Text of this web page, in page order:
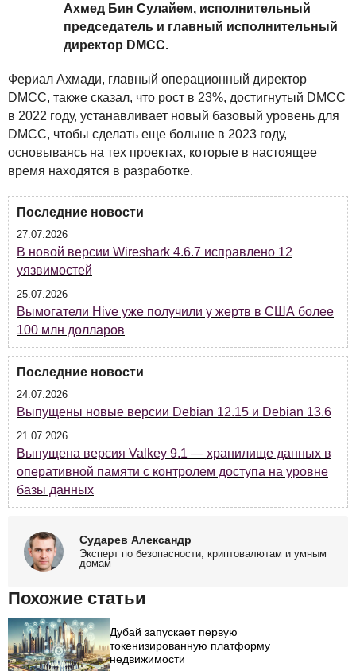
Ахмед Бин Сулайем, исполнительный
председатель и главный исполнительный
директор DMCC.
Фериал Ахмади, главный операционный директор
DMCC, также сказал, что рост в 23%, достигнутый DMCC
в 2022 году, устанавливает новый базовый уровень для
DMCC, чтобы сделать еще больше в 2023 году,
основываясь на тех проектах, которые в настоящее
время находятся в разработке.
Последние новости
27.07.2026
В новой версии Wireshark 4.6.7 исправлено 12
уязвимостей
25.07.2026
Вымогатели Hive уже получили у жертв в США более
100 млн долларов
Последние новости
24.07.2026
Выпущены новые версии Debian 12.15 и Debian 13.6
21.07.2026
Выпущена версия Valkey 9.1 — хранилище данных в
оперативной памяти с контролем доступа на уровне
базы данных
Сударев Александр
Эксперт по безопасности, криптовалютам и умным
домам
Похожие статьи
Дубай запускает первую
токенизированную платформу
недвижимости